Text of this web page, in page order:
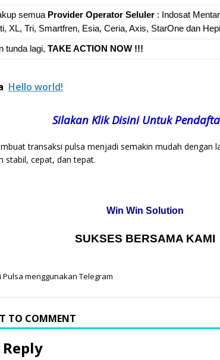
semua Provider Operator Seluler : Indosat
XL, Tri, Smartfren, Esia, Ceria, Axis, StarOne dan Hepi
tunda lagi, TAKE ACTION NOW !!!
Hello world!
Silakan Klik Disini Untuk
transaksi pulsa menjadi semakin mudah dengan
stabil, cepat, dan tepat.
Win Win Solution
SUKSES BERSAMA KAMI
Pulsa menggunakan Telegram
TO COMMENT
Reply